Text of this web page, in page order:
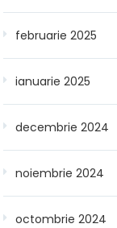
februarie 2025
ianuarie 2025
decembrie 2024
noiembrie 2024
octombrie 2024